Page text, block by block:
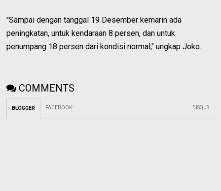
"Sampai dengan tanggal 19 Desember kemarin ada
peningkatan, untuk kendaraan 8 persen, dan untuk
penumpang 18 persen dari kondisi normal," ungkap Joko.
COMMENTS
BLOGGER FACEBOOK: DISQUS